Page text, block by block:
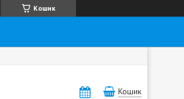
Кошик
Кошик